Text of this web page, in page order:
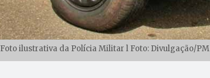
Foto ilustrativa da Polícia Militar l Foto: Divulgação/PM